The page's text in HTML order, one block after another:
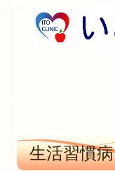
初診の方へ
生活習慣病